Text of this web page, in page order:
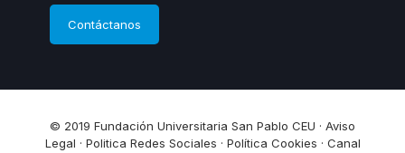
Contáctanos
© 2019 Fundación Universitaria San Pablo CEU · Aviso
Legal · Politica Redes Sociales · Política Cookies · Canal